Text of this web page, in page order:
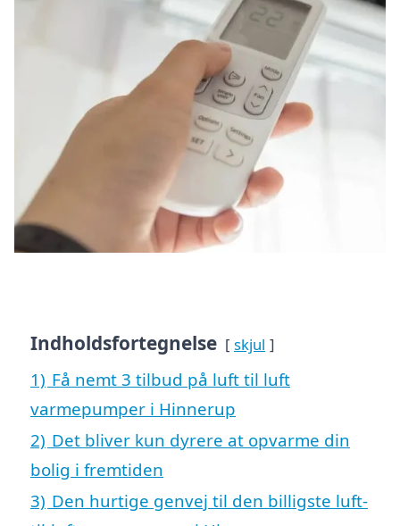
Indholdsfortegnelse skjul
1) Få nemt 3 tilbud på luft til luft
varmepumper i Hinnerup
2) Det bliver kun dyrere at opvarme din
bolig i fremtiden
3) Den hurtige genvej til den billigste luft-